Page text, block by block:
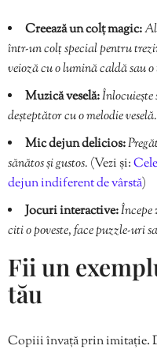
Creează un colț magic:
într-un colț special pentru
veioză cu o lumină caldă sau
Muzică veselă:
deșteptător cu o melodie veselă.
Mic dejun delicios:
sănătos și gustos. (Vezi și:
dejun indiferent de vârstă)
Jocuri interactive:Începe
citi o poveste, face puzzle-uri
Fii un
tău
Copiii învață prin imitație.